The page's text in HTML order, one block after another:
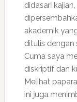
didasari
akademik
ditulis dengan
Cuma saya
diskriptif dan
Melihat
ini juga